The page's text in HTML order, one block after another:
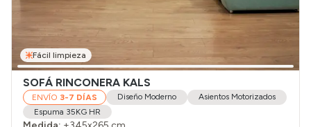
Fácil limpieza
SOFÁ RINCONERA KALS
ENVÍO 3-7 DÍAS Diseño Moderno
Asientos Motorizados
Espuma 35KG HR